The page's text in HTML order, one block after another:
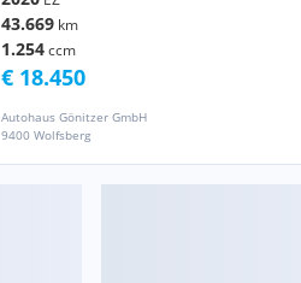
43.669 km
1.254ccm
Autohaus Gönitzer GmbH
9400 Wolfsberg
€ 18.450